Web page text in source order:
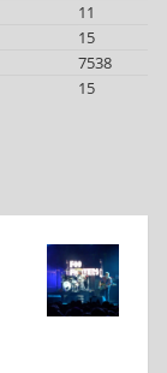
11
15
7538
15